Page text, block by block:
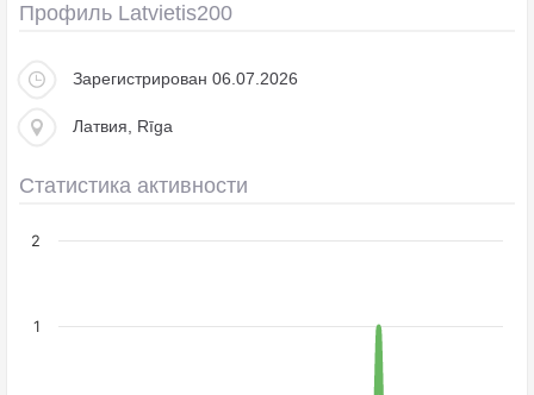
Профиль Latvietis200
Зарегистрирован 06.07.2026
Латвия, Rīga
Статистика активности
1
2